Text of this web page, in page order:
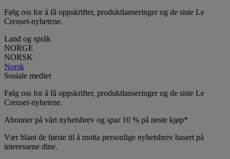
Følg oss for å få oppskrifter, produktlanseringer og de siste Le
Creuset-nyhetene.
Land og språk
NORGE
NORSK
Norsk
Sosiale medier
Følg oss for å få oppskrifter, produktlanseringer og de siste Le
Creuset-nyhetene.
Abonner på vårt nyhetsbrev og spar 10 % på neste kjøp*
Vær blant de første til å motta personlige nyhetsbrev basert på
interessene dine.